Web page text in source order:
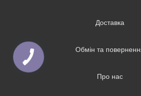
Доставка
Обмін та
Про нас